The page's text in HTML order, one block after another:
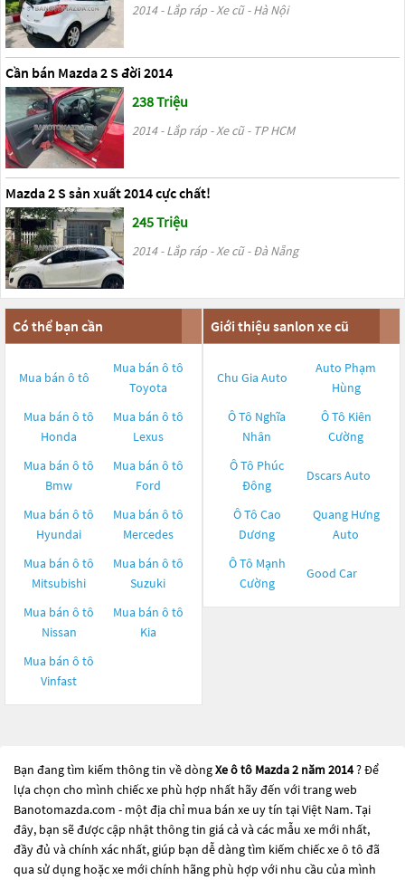
2014 - Lắp ráp - Xe cũ - Hà Nội
Cần bán Mazda 2 S đời 2014
238 Triệu
2014 - Lắp ráp - Xe cũ - TP HCM
Mazda 2 S sản xuất 2014 cực chất!
245 Triệu
2014 - Lắp ráp - Xe cũ - Đà Nẵng
Có thể bạn cần
Mua bán ô tô
Mua bán ô tô
Toyota
Mua bán ô tô
Honda
Mua bán ô tô
Lexus
Mua bán ô tô
Bmw
Mua bán ô tô
Ford
Mua bán ô tô
Hyundai
Mua bán ô tô
Mercedes
Mua bán ô tô
Mitsubishi
Mua bán ô tô
Suzuki
Mua bán ô tô
Nissan
Mua bán ô tô
Kia
Mua bán ô tô
Vinfast
Giới thiệu sanlon xe cũ
Chu Gia Auto
Auto Phạm
Hùng
Ô Tô Nghĩa
Nhân
Ô Tô Kiên
Cường
Ô Tô Phúc
Đông
Dscars Auto
Ô Tô Cao
Dương
Quang Hưng
Auto
Ô Tô Mạnh
Cường
Good Car
Bạn đang tìm kiếm thông tin về dòngXe ô tô Mazda 2 năm 2014? Để
lựa chọn cho mình chiếc xe phù hợp nhất hãy đến với trang web
Banotomazda.com - một địa chỉ mua bán xe uy tín tại Việt Nam. Tại
đây, bạn sẽ được cập nhật thông tin giá cả và các mẫu xe mới nhất,
đầy đủ và chính xác nhất, giúp bạn dễ dàng tìm kiếm chiếc xe ô tô đã
qua sử dụng hoặc xe mới chính hãng phù hợp với nhu cầu của mình